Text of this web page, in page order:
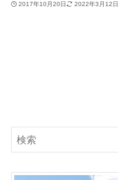
2017年10月20日 2022年3月12日